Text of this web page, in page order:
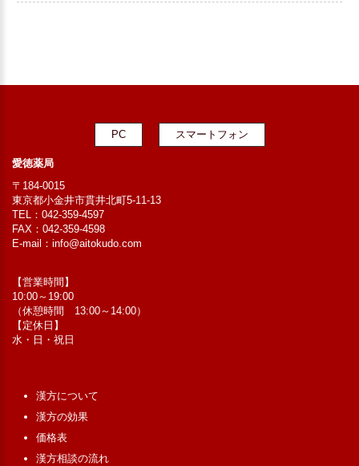
PC スマートフォン
愛徳薬局
〒184-0015
東京都小金井市貫井北町5-11-13
TEL：042-359-4597
FAX：042-359-4598
E-mail： info@aitokudo.com
【営業時間】
10:00～19:00
（休憩時間 13:00～14:00）
【定休日】
水・日・祝日
漢方について
漢方の効果
価格表
漢方相談の流れ